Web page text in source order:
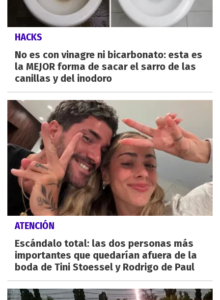
HACKS
No es con vinagre ni bicarbonato: esta es
la MEJOR forma de sacar el sarro de las
canillas y del inodoro
ATENCIÓN
Escándalo total: las dos personas más
importantes que quedarían afuera de la
boda de Tini Stoessel y Rodrigo de Paul